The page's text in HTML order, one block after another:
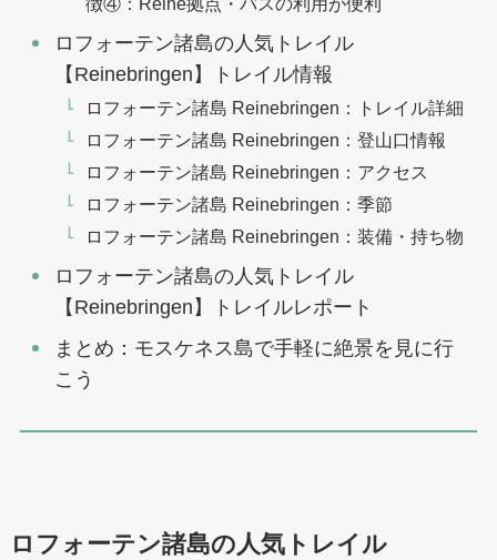
ロフォーテン諸島の人気トレイル
【Reinebringen】トレイル情報
ロフォーテン諸島 Reinebringen：トレイル詳細
ロフォーテン諸島 Reinebringen：登山口情報
ロフォーテン諸島 Reinebringen：アクセス
ロフォーテン諸島 Reinebringen：季節
ロフォーテン諸島 Reinebringen：装備・持ち物
ロフォーテン諸島の人気トレイル
【Reinebringen】トレイルレポート
まとめ：モスケネス島で手軽に絶景を見に行
こう
ロフォーテン諸島の人気トレイル